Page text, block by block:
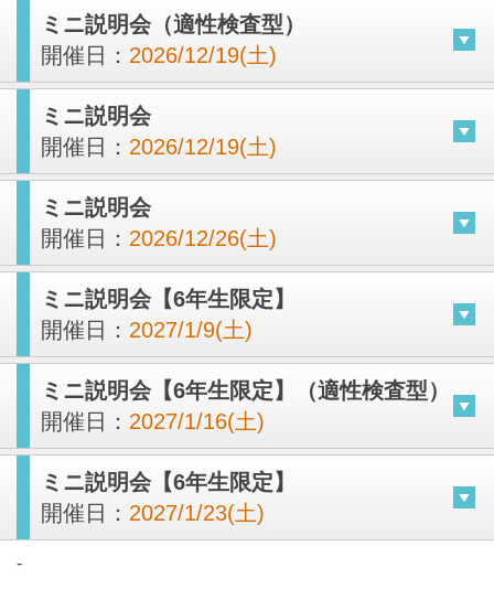
ミニ説明会（適性検査型）
開催日： 2026/12/19(土)
ミニ説明会
開催日： 2026/12/19(土)
ミニ説明会
開催日： 2026/12/26(土)
ミニ説明会【6年生限定】
開催日： 2027/1/9(土)
ミニ説明会【6年生限定】（適性検査型）
開催日： 2027/1/16(土)
ミニ説明会【6年生限定】
開催日： 2027/1/23(土)
-